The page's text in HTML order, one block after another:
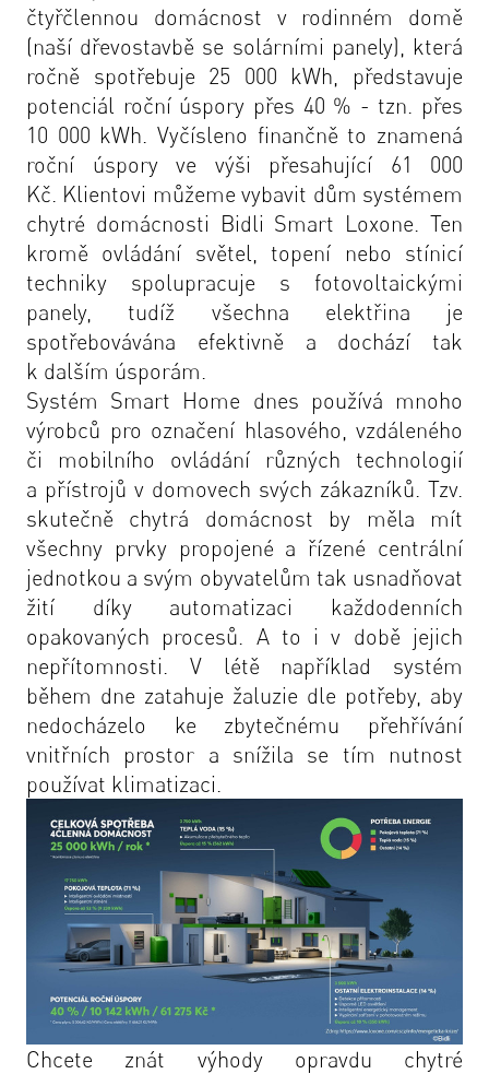
čtyřčlennou domácnost v rodinném domě
(naší dřevostavbě se solárními panely), která
ročně spotřebuje 25 000 kWh, představuje
potenciál roční úspory přes 40 % - tzn. přes
10 000 kWh. Vyčísleno finančně to znamená
roční úspory ve výši přesahující 61 000
Kč. Klientovi můžeme vybavit dům systémem
chytré domácnosti Bidli Smart Loxone. Ten
kromě ovládání světel, topení nebo stínicí
techniky spolupracuje s fotovoltaickými
panely, tudíž všechna elektřina je
spotřebovávána efektivně a dochází tak
k dalším úsporám.
Systém Smart Home dnes používá mnoho
výrobců pro označení hlasového, vzdáleného
či mobilního ovládání různých technologií
a přístrojů v domovech svých zákazníků. Tzv.
skutečně chytrá domácnost by měla mít
všechny prvky propojené a řízené centrální
jednotkou a svým obyvatelům tak usnadňovat
žití díky automatizaci každodenních
opakovaných procesů. A to i v době jejich
nepřítomnosti. V létě například systém
během dne zatahuje žaluzie dle potřeby, aby
nedocházelo ke zbytečnému přehřívání
vnitřních prostor a snížila se tím nutnost
používat klimatizaci.
Chcete znát výhody opravdu chytré